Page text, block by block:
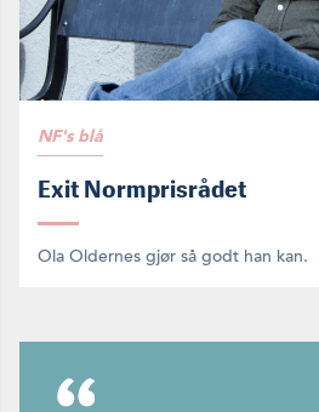
NF's blå
Exit Normprisrådet
Ola Oldernes gjør så godt han kan.